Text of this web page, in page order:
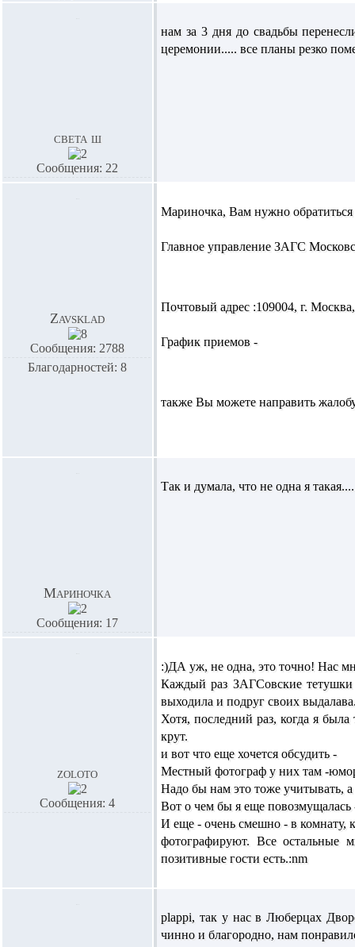
света ш
Сообщения: 22
нам за 3 дня до свадьбы
церемонии..... все планы резко
Zavsklad
Сообщения: 2788
Благодарностей: 8
Мариночка, Вам нужно
Главное управление ЗАГС
Почтовый адрес :109004, г.
График приемов -
также Вы можете направить
Мариночка
Сообщения: 17
Так и думала, что не одна я такая....
zoloto
Сообщения: 4
:)ДА уж, не одна, это точно! Нас
Каждый раз ЗАГСовские тетушки
выходила и подруг своих
Хотя, последний раз, когда я
крут.
и вот что еще хочется обсудить -
Местный фотограф у них там -
Надо бы нам это тоже учитывать, а
Вот о чем бы я еще повозмущалась
И еще - очень смешно - в комнату,
фотографируют. Все остальные
позитивные гости есть.:nm
plappi, так у нас в Люберцах
чинно и благородно, нам